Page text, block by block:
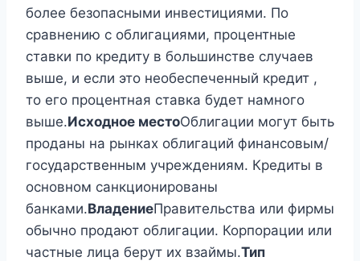
более безопасными инвестициями. По
сравнению с облигациями, процентные
ставки по кредиту в большинстве случаев
выше, и если это необеспеченный кредит ,
то его процентная ставка будет намного
выше.Исходное местоОблигации могут быть
проданы на рынках облигаций финансовым/
государственным учреждениям. Кредиты в
основном санкционированы
банками.ВладениеПравительства или фирмы
обычно продают облигации. Корпорации или
частные лица берут их взаймы.Тип